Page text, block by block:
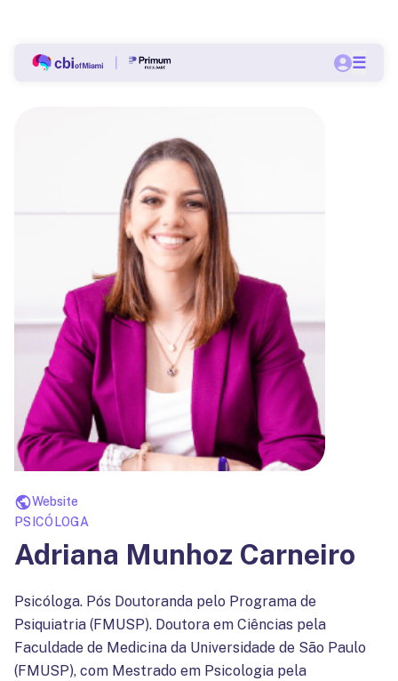
Bolsas a partir de 60% nas pós-graduações do CBI.
☰
Website
PSICÓLOGA
Adriana Munhoz Carneiro
Psicóloga. Pós Doutoranda pelo Programa de
Psiquiatria (FMUSP). Doutora em Ciências pela
Faculdade de Medicina da Universidade de São Paulo
(FMUSP), com Mestrado em Psicologia pela